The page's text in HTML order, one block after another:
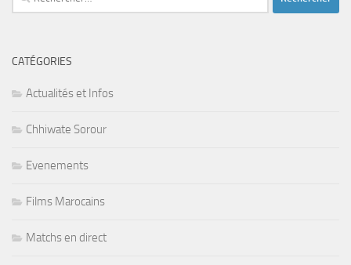
CATÉGORIES
Actualités et Infos
Chhiwate Sorour
Evenements
Films Marocains
Matchs en direct